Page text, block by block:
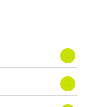
gagner en propulsion
ne jamais passer
les terrains.